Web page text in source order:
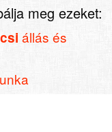
meg ezeket:
állás és